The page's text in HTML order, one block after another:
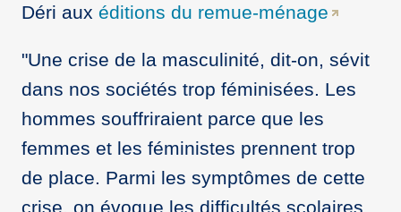
Déri aux éditions du remue-ménage
"Une crise de la masculinité, dit-on, sévit
dans nos sociétés trop féminisées. Les
hommes souffriraient parce que les
femmes et les féministes prennent trop
de place. Parmi les symptômes de cette
crise, on évoque les difficultés scolaires